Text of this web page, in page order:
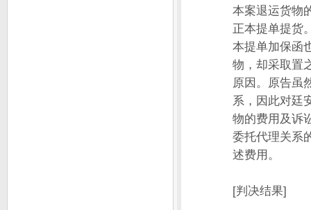
本案退运货物
正本提单提货
本提单加保函
物，却采取置
原因。原告虽
系，因此对廷
物的费用及诉
委托代理关系
述费用。
[判决结果]